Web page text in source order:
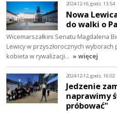
2024-12-16, godz. 13:54
Nowa
do walki o
Wicemarszałkini Senatu Magdalena
Lewicy w przyszłorocznych
kobieta w rywalizacji… » więcej
2024-12-12, godz. 16:02
Jedzenie
naprawimy
próbować"